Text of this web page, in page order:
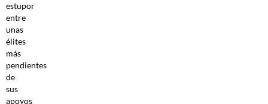
estupor
entre
unas
élites
más
pendientes
de
sus
apoyos